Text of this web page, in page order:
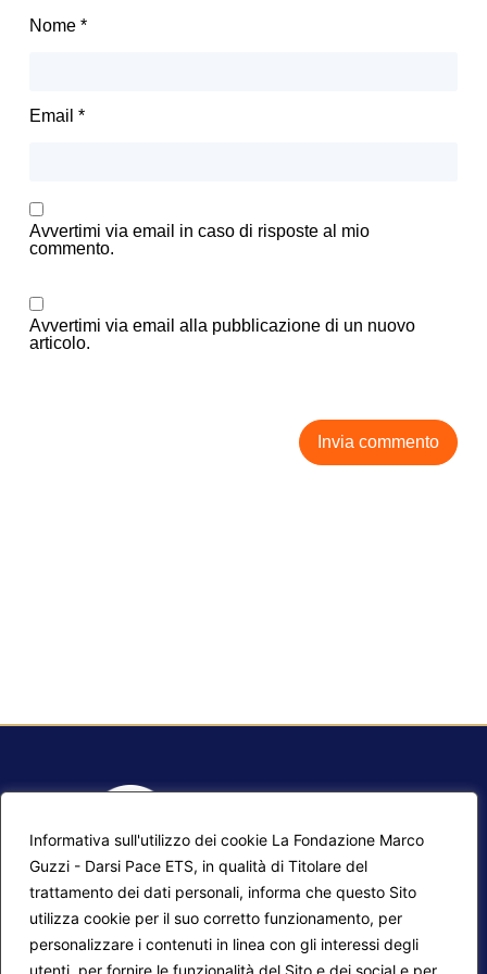
Informativa sull'utilizzo dei cookie La Fondazione Marco
Guzzi - Darsi Pace ETS, in qualità di Titolare del
trattamento dei dati personali, informa che questo Sito
utilizza cookie per il suo corretto funzionamento, per
personalizzare i contenuti in linea con gli interessi degli
utenti, per fornire le funzionalità del Sito e dei social e per
Nome *
Email *
Avvertimi via email in caso di risposte al mio
commento.
Avvertimi via email alla pubblicazione di un nuovo
articolo.